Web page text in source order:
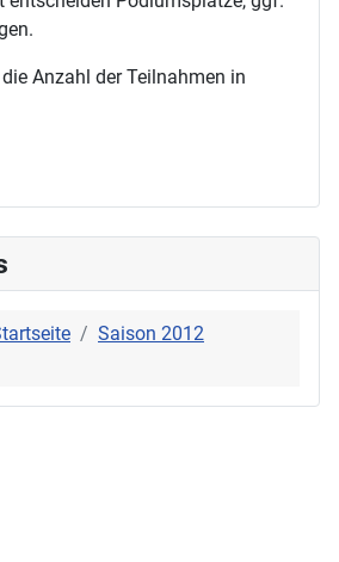
Anzahl der Teilnahmen in
Saison 2012